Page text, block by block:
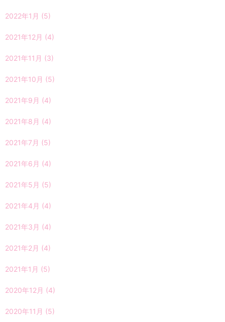
2022年1月 (5)
2021年12月 (4)
2021年11月 (3)
2021年10月 (5)
2021年9月 (4)
2021年8月 (4)
2021年7月 (5)
2021年6月 (4)
2021年5月 (5)
2021年4月 (4)
2021年3月 (4)
2021年2月 (4)
2021年1月 (5)
2020年12月 (4)
2020年11月 (5)